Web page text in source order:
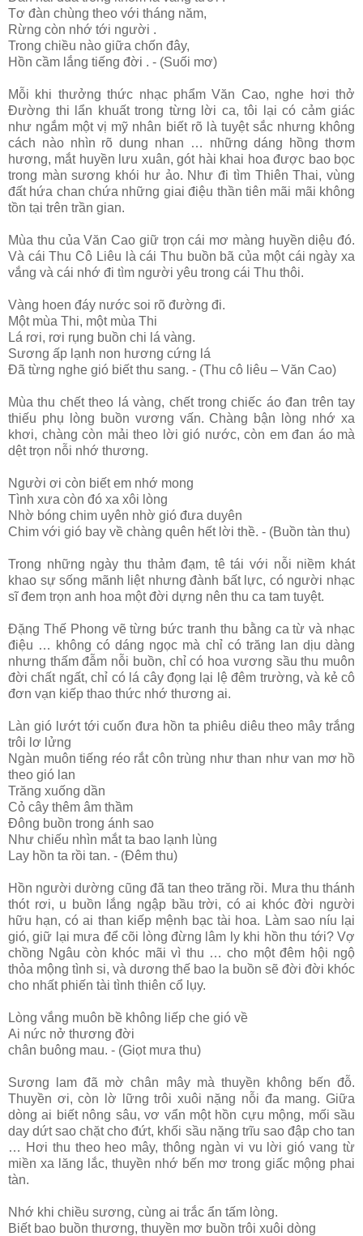
Tơ đàn chùng theo với tháng năm,
Rừng còn nhớ tới người .
Trong chiều nào giữa chốn đây,
Hồn cầm lắng tiếng đời . - (Suối mơ)
Mỗi khi thưởng thức nhạc phẩm Văn Cao, nghe hơi thở
Đường thi lẩn khuất trong từng lời ca, tôi lại có cảm giác
như ngắm một vị mỹ nhân biết rõ là tuyệt sắc nhưng không
cách nào nhìn rõ dung nhan … những dáng hồng thơm
hương, mắt huyền lưu xuân, gót hài khai hoa được bao bọc
trong màn sương khói hư ảo. Như đi tìm Thiên Thai, vùng
đất hứa chan chứa những giai điệu thần tiên mãi mãi không
tồn tại trên trần gian.
Mùa thu của Văn Cao giữ trọn cái mơ màng huyền diệu đó.
Và cái Thu Cô Liêu là cái Thu buồn bã của một cái ngày xa
vắng và cái nhớ đi tìm người yêu trong cái Thu thôi.
Vàng hoen đáy nước soi rõ đường đi.
Một mùa Thi, một mùa Thi
Lá rơi, rơi rụng buồn chi lá vàng.
Sương ấp lạnh non hương cứng lá
Đã từng nghe gió biết thu sang. - (Thu cô liêu – Văn Cao)
Mùa thu chết theo lá vàng, chết trong chiếc áo đan trên tay
thiếu phụ lòng buồn vương vấn. Chàng bận lòng nhớ xa
khơi, chàng còn mải theo lời gió nước, còn em đan áo mà
dệt trọn nỗi nhớ thương.
Người ơi còn biết em nhớ mong
Tình xưa còn đó xa xôi lòng
Nhờ bóng chim uyên nhờ gió đưa duyên
Chim với gió bay về chàng quên hết lời thề. - (Buồn tàn thu)
Trong những ngày thu thảm đạm, tê tái với nỗi niềm khát
khao sự sống mãnh liệt nhưng đành bất lực, có người nhạc
sĩ đem trọn anh hoa một đời dựng nên thu ca tam tuyệt.
Đặng Thế Phong vẽ từng bức tranh thu bằng ca từ và nhạc
điệu … không có dáng ngọc mà chỉ có trăng lan dịu dàng
nhưng thấm đẫm nỗi buồn, chỉ có hoa vương sầu thu muôn
đời chất ngất, chỉ có lá cây đọng lại lệ đêm trường, và kẻ cô
đơn vạn kiếp thao thức nhớ thương ai.
Làn gió lướt tới cuốn đưa hồn ta phiêu diêu theo mây trắng
trôi lơ lửng
Ngàn muôn tiếng réo rắt côn trùng như than như van mơ hồ
theo gió lan
Trăng xuống dần
Cỏ cây thêm âm thầm
Đông buồn trong ánh sao
Như chiếu nhìn mắt ta bao lạnh lùng
Lay hồn ta rồi tan. - (Đêm thu)
Hồn người dường cũng đã tan theo trăng rồi. Mưa thu thánh
thót rơi, u buồn lắng ngập bầu trời, có ai khóc đời người
hữu hạn, có ai than kiếp mệnh bạc tài hoa. Làm sao níu lại
gió, giữ lại mưa để cõi lòng đừng lâm ly khi hồn thu tới? Vợ
chồng Ngâu còn khóc mãi vì thu … cho một đêm hội ngộ
thỏa mộng tình si, và dương thế bao la buồn sẽ đời đời khóc
cho nhất phiến tài tình thiên cổ lụy.
Lòng vắng muôn bề không liếp che gió về
Ai nức nở thương đời
chân buông mau. - (Giọt mưa thu)
Sương lam đã mờ chân mây mà thuyền không bến đỗ.
Thuyền ơi, còn lờ lững trôi xuôi nặng nỗi đa mang. Giữa
dòng ai biết nông sâu, vơ vẩn một hồn cựu mộng, mối sầu
day dứt sao chặt cho đứt, khối sầu nặng trĩu sao đập cho tan
… Hơi thu theo heo mây, thông ngàn vi vu lời gió vang từ
miền xa lăng lắc, thuyền nhớ bến mơ trong giấc mộng phai
tàn.
Nhớ khi chiều sương, cùng ai trắc ẩn tấm lòng.
Biết bao buồn thương, thuyền mơ buồn trôi xuôi dòng